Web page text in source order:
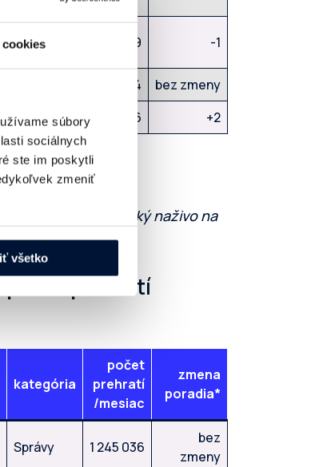
cookies
súbory
sociálnych
ste im poskytli
zmeniť
všetko
Správy 820 609 -1
582 074
bez zmeny
Správy 462 266 +2
Braňo Závodský naživo na
na 2.mieste.
počtu prehratí
kategória
počet
prehratí
/mesiac
zmena
poradia*
Správy 1 245 036
bez
zmeny